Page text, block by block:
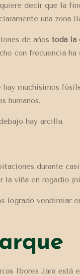
decir que la
una zona
de años toda la
con frecuencia
hay muchísimos
humanos.
hay arcilla.
durante
la viña en regadío
vendimiar
Ibores Jara está